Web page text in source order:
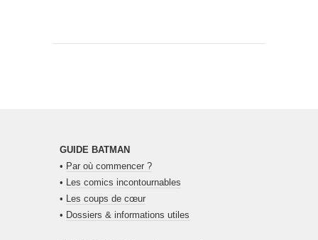
GUIDE BATMAN
• Par où commencer ?
• Les comics incontournables
• Les coups de cœur
• Dossiers & informations utiles